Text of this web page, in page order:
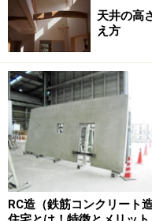
■リビングコーナーに置
竣工してから置き畳を
のスペースを考えてお
めイメージすることで
置、コンセントの数と
ーティリティ、赤ちゃ
的に使えます。
天井の高
え方
RC造（鉄筋コンクリート造